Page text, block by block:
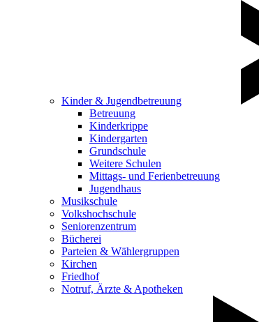
Kinder & Jugendbetreuung
Betreuung
Kinderkrippe
Kindergarten
Grundschule
Weitere Schulen
Mittags- und Ferienbetreuung
Jugendhaus
Musikschule
Volkshochschule
Seniorenzentrum
Bücherei
Parteien & Wählergruppen
Kirchen
Friedhof
Notruf, Ärzte & Apotheken